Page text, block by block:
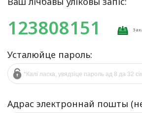
123808151
Усталюйце пароль:
Адрас электроннай пошты